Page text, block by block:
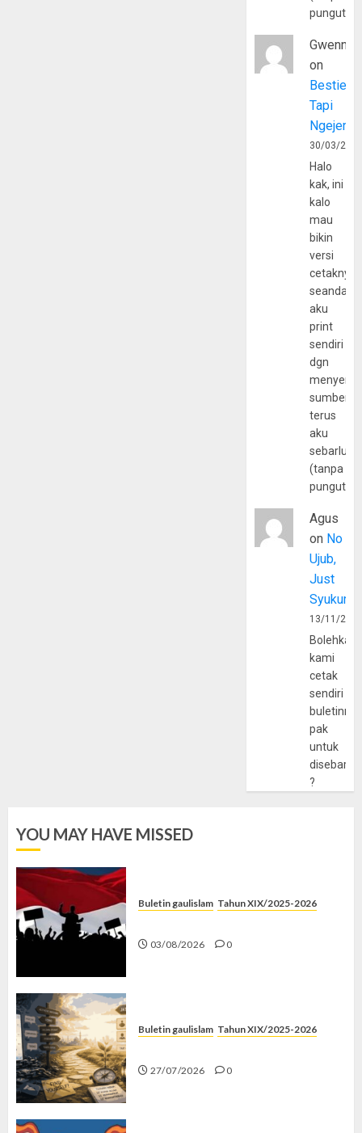
Gwenny
on
Bestie
Tapi
30/03/
Halo
kak, ini
kalo
mau
bikin
versi
cetaknya
aku
print
sendiri
dgn
sumber
terus
aku
(tanpa
Agus
on No
Ujub,
Just
Syukur
13/11/
Bolehkah
kami
cetak
sendiri
pak
untuk
?
YOU MAY HAVE MISSED
Buletin gaulislam Tahun XIX/2025-2026
03/08/2026 0
Buletin gaulislam Tahun XIX/2025-2026
27/07/2026 0